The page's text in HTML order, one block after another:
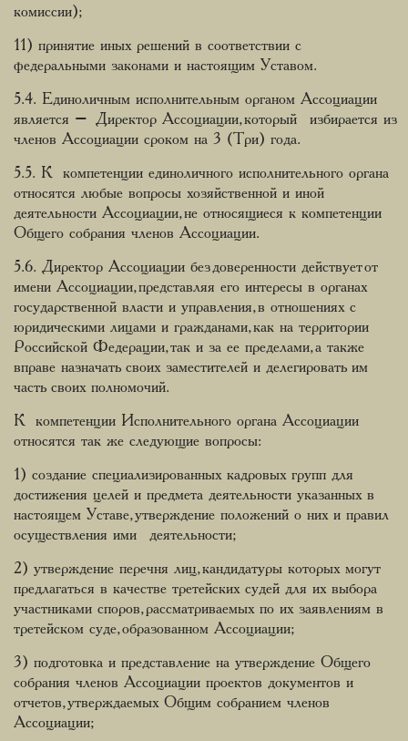
комиссии);
11) принятие иных решений в соответствии с
федеральными законами и настоящим Уставом.
5.4. Единоличным исполнительным органом Ассоциации
является – Директор Ассоциации, который избирается из
членов Ассоциации сроком на 3 (Три) года.
5.5. К компетенции единоличного исполнительного органа
относятся любые вопросы хозяйственной и иной
деятельности Ассоциации, не относящиеся к компетенции
Общего собрания членов Ассоциации.
5.6. Директор Ассоциации без доверенности действует от
имени Ассоциации, представляя его интересы в органах
государственной власти и управления, в отношениях с
юридическими лицами и гражданами, как на территории
Российской Федерации, так и за ее пределами, а также
вправе назначать своих заместителей и делегировать им
часть своих полномочий.
К компетенции Исполнительного органа Ассоциации
относятся так же следующие вопросы:
1) создание специализированных кадровых групп для
достижения целей и предмета деятельности указанных в
настоящем Уставе, утверждение положений о них и правил
осуществления ими деятельности;
2) утверждение перечня лиц, кандидатуры которых могут
предлагаться в качестве третейских судей для их выбора
участниками споров, рассматриваемых по их заявлениям в
третейском суде, образованном Ассоциации;
3) подготовка и представление на утверждение Общего
собрания членов Ассоциации проектов документов и
отчетов, утверждаемых Общим собранием членов
Ассоциации;